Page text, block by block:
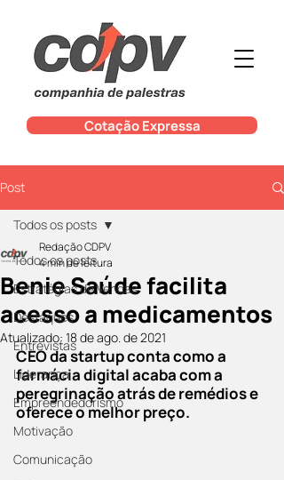
Cotação Expressa
Post
Todos os posts
Estratégias de Vendas
Destaques
Entrevistas
Liderança
Empreendedorismo
Motivação
Comunicação
Todos os posts
Benie Saúde facilita
acesso a medicamentos
Redação CDPV
4 min de leitura
Atualizado: 18 de ago. de 2021
CEO da startup conta como a
farmácia digital acaba com a
peregrinação atrás de remédios e
oferece o melhor preço.